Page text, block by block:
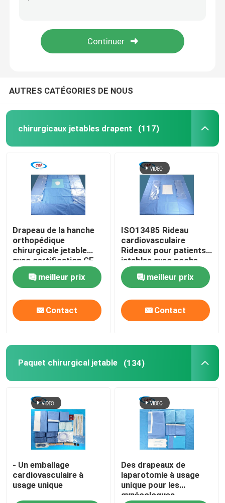
Paquet chirurgical jetable
L'angiographie drapent le paquet
Champ chirurgical pour section C
Kit de livraison de bébé
Drapeau chirurgical ophtalmique
L'Arthroscopy de genou drapent
Rideaux de chirurgie dentaire
Équipement de protection médicale
Fournitures médicales jetables
AUTRES CATÉGORIES DE NOUS
chirurgicaux jetables drapent (117)
Drapeau de la hanche
orthopédique
chirurgicale jetable
avec certification CE
ISO13485
meilleur prix
Contact
ISO13485 Rideau
cardiovasculaire
Rideaux pour patients
jetables avec poche
meilleur prix
Contact
Paquet chirurgical jetable (134)
- Un emballage
cardiovasculaire à
usage unique
Des drapeaux de
laparotomie à usage
unique pour les
gynécologues